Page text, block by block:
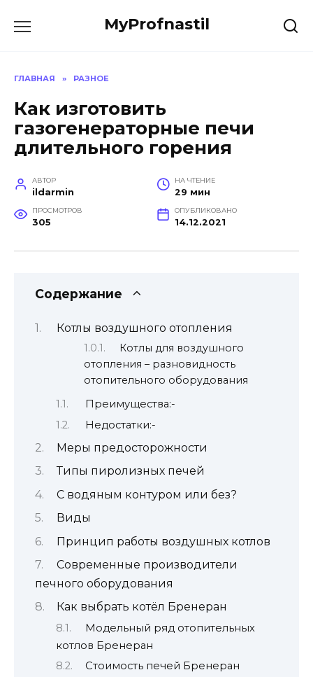
MyProfnastil
ГЛАВНАЯ » РАЗНОЕ
Как изготовить
газогенераторные печи
длительного горения
АВТОР
ildarmin
НА ЧТЕНИЕ
29 мин
ПРОСМОТРОВ
305
ОПУБЛИКОВАНО
14.12.2021
Содержание
Котлы воздушного отопления
Котлы для воздушного
отопления – разновидность
отопительного оборудования
Преимущества:-
Недостатки:-
Меры предосторожности
Типы пиролизных печей
С водяным контуром или без?
Виды
Принцип работы воздушных котлов
Современные производители
печного оборудования
Как выбрать котёл Бренеран
Модельный ряд отопительных
котлов Бренеран
Стоимость печей Бренеран